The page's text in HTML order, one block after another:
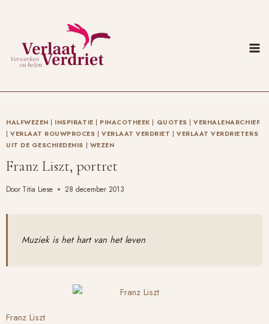
inhoud
HALFWEZEN | INSPIRATIE | PINACOTHEEK | QUOTES |VERHALENARCHIEF
|VERLAAT ROUWPROCES |VERLAAT VERDRIET |VERLAAT VERDRIETERS
UIT DE GESCHIEDENIS | WEZEN
Franz Liszt, portret
Door Titia Liese 28 december 2013
Muziek is het hart van het leven
Franz Liszt